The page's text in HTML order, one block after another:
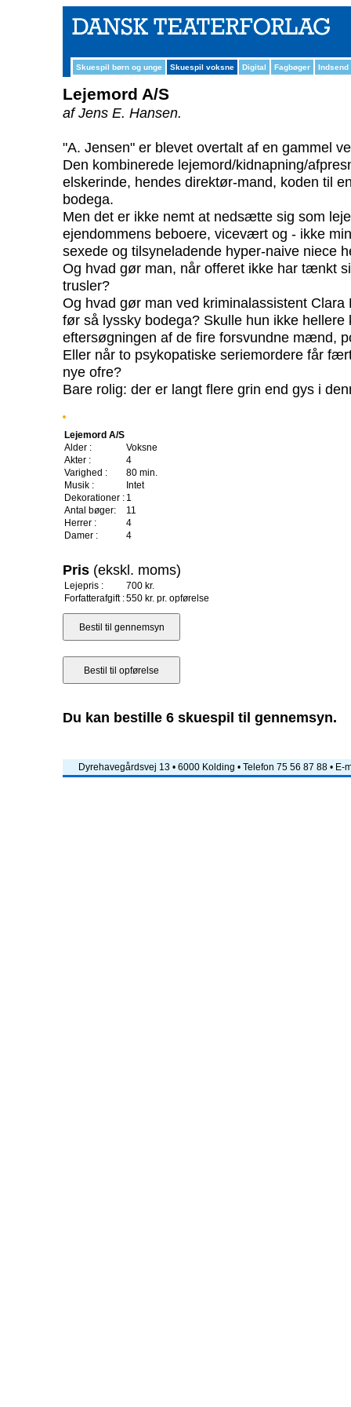
Skuespil børn og unge Skuespil voksne Digital Fagbøger Indsend
Lejemord A/S
af Jens E. Hansen.
"A. Jensen" er blevet overtalt af en gammel
Den kombinerede lejemord/kidnapning/
elskerinde, hendes direktør-mand, koden til
bodega.
Men det er ikke nemt at nedsætte sig som
ejendommens beboere, vicevært og - ikke
sexede og tilsyneladende hyper-naive niece
Og hvad gør man, når offeret ikke har tænkt
trusler?
Og hvad gør man ved kriminalassistent
før så lyssky bodega? Skulle hun ikke hellere
eftersøgningen af de fire forsvundne mænd,
Eller når to psykopatiske seriemordere får
nye ofre?
Bare rolig: der er langt flere grin end gys i
Lejemord A/S
Alder :
Voksne
Akter :
4
Varighed :
80 min.
Musik :
Intet
Dekorationer : 1
Antal bøger:
11
Herrer :
4
Damer :
4
Pris (ekskl. moms)
Lejepris :
700 kr.
Forfatterafgift :550 kr. pr. opførelse
Du kan bestille 6 skuespil til gennemsyn.
Dyrehavegårdsvej 13 • 6000 Kolding • Telefon 75 56 87 88 • E-